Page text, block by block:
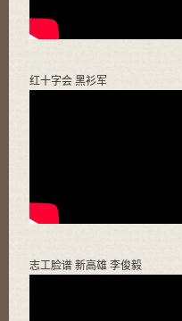
红十字会 黑衫军
志工脸谱 新高雄 李俊毅